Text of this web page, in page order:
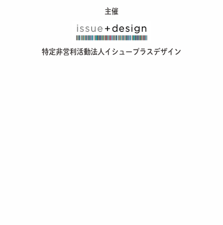
主催
特定非営利活動法人イシュープラスデザイン